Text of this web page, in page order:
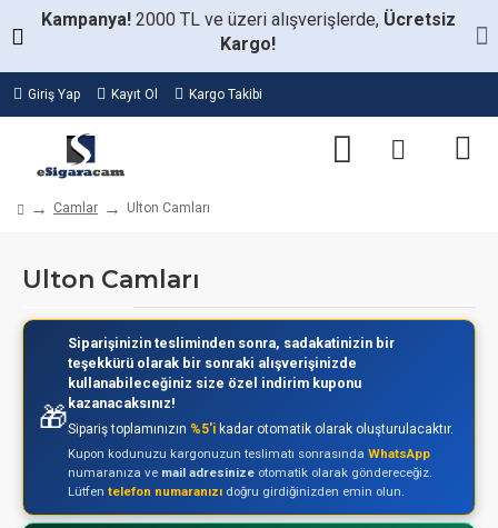
Kampanya! 2000 TL ve üzeri alışverişlerde, Ücretsiz
Kargo!
Giriş Yap Kayıt Ol Kargo Takibi
Camlar Ulton Camları
Ulton Camları
🎁
Siparişinizin tesliminden sonra, sadakatinizin bir
teşekkürü olarak bir sonraki alışverişinizde
kullanabileceğiniz size özel indirim kuponu
kazanacaksınız!
Sipariş toplamınızın %5'i kadar otomatik olarak oluşturulacaktır.
Kupon kodunuzu kargonuzun teslimatı sonrasında WhatsApp
numaranıza ve mail adresinize otomatik olarak göndereceğiz.
Lütfen telefon numaranızı doğru girdiğinizden emin olun.